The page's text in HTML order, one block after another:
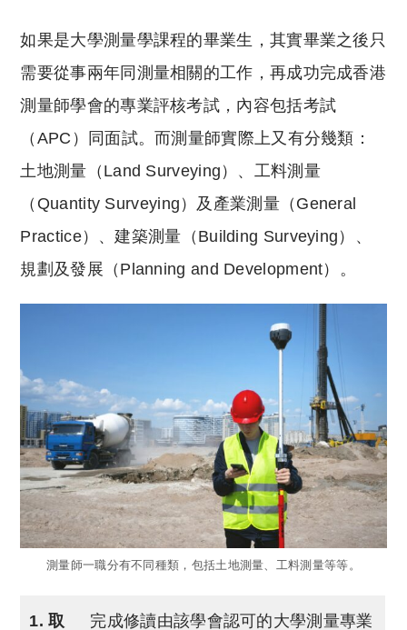
如果是大學測量學課程的畢業生，其實畢業之後只
需要從事兩年同測量相關的工作，再成功完成香港
測量師學會的專業評核考試，內容包括考試
（APC）同面試。而測量師實際上又有分幾類：
土地測量（Land Surveying）、工料測量
（Quantity Surveying）及產業測量（General
Practice）、建築測量（Building Surveying）、
規劃及發展（Planning and Development）。
測量師一職分有不同種類，包括土地測量、工料測量等等。
1. 取
完成修讀由該學會認可的大學測量專業